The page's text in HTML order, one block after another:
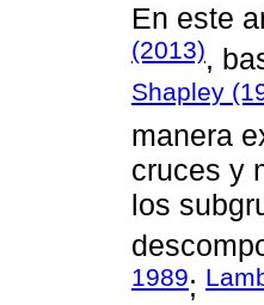
En este
(2013),
Shapley
manera
cruces y
los
1989;